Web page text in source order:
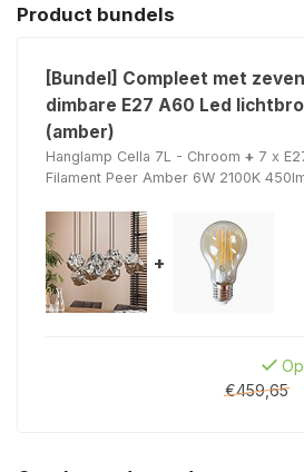
Product bundels
[Bundel] Compleet met zeven
dimbare E27 A60 Led
(amber)
Hanglamp Cella 7L - Chroom + 7 x
Filament Peer Amber 6W 2100K
+
€459,65